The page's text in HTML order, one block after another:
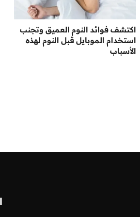
اكتشف فوائد النوم العميق وتجنب
استخدام الموبايل قبل النوم لهذه
الأسباب